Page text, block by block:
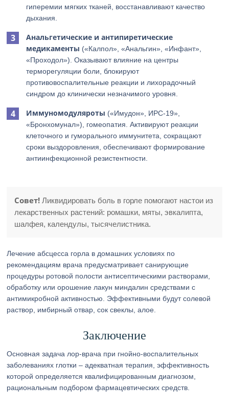
гиперемии мягких тканей, восстанавливают качество
дыхания.
Анальгетические и антипиретические
медикаменты («Калпол», «Анальгин», «Инфант»,
«Проходол»). Оказывают влияние на центры
терморегуляции боли, блокируют
противовоспалительные реакции и лихорадочный
синдром до клинически незначимого уровня.
Иммуномодуляроты («Имудон», ИРС-19»,
«Бронхомунал»), гомеопатия. Активируют реакции
клеточного и гуморального иммунитета, сокращают
сроки выздоровления, обеспечивают формирование
антиинфекционной резистентности.
Совет! Ликвидировать боль в горле помогают настои из
лекарственных растений: ромашки, мяты, эвкалипта,
шалфея, календулы, тысячелистника.
Лечение абсцесса горла в домашних условиях по
рекомендациям врача предусматривает санирующие
процедуры ротовой полости антисептическими растворами,
обработку или орошение лакун миндалин средствами с
антимикробной активностью. Эффективными будут солевой
раствор, имбирный отвар, сок свеклы, алое.
Заключение
Основная задача лор-врача при гнойно-воспалительных
заболеваниях глотки – адекватная терапия, эффективность
которой определяется квалифицированным диагнозом,
рациональным подбором фармацевтических средств.